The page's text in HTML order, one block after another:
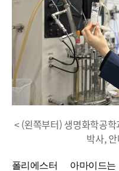
< (왼쪽부터) 생명화학공
박사,
폴리에스터 아마이드